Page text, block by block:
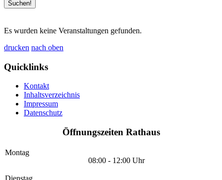
Es wurden keine Veranstaltungen gefunden.
drucken nach oben
Quicklinks
Kontakt
Inhaltsverzeichnis
Impressum
Datenschutz
Öffnungszeiten Rathaus
Montag
08:00 - 12:00 Uhr
Dienstag